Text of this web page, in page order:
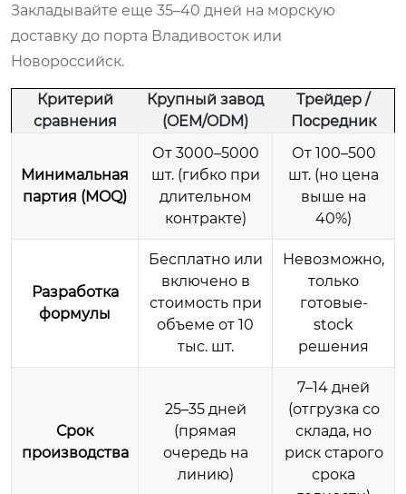
Закладывайте еще 35–40 дней на морскую
доставку до порта Владивосток или
Новороссийск.
Критерий
сравнения
Крупный завод
(OEM/ODM)
Трейдер /
Посредник
Минимальная
партия (MOQ)
От 3000–5000
шт. (гибко при
длительном
контракте)
От 100–500
шт. (но цена
выше на
40%)
Разработка
формулы
Бесплатно или
включено в
стоимость при
объеме от 10
тыс. шт.
Невозможно,
только
готовые-
stock
решения
Срок
производства
25–35 дней
(прямая
очередь на
линию)
7–14 дней
(отгрузка со
склада, но
риск старого
срока